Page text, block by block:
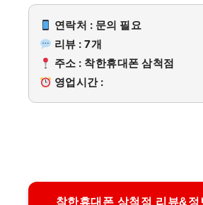
연락처 : 문의 필요
리뷰 : 7개
주소 : 착한휴대폰 삼척점
영업시간 :
착한휴대폰 삼척점 리뷰&정